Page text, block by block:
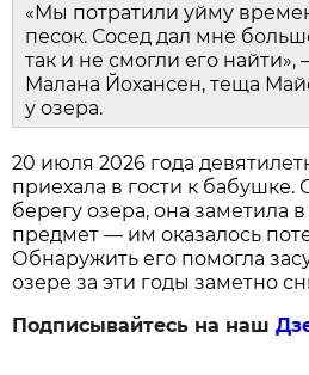
«Мы потратили уйму
песок. Сосед дал мне
так и не смогли его найти»,
Малана Йохансен, теща
у озера.
20 июля 2026 года
приехала в гости к бабушке.
берегу озера, она заметила
предмет — им оказалось
Обнаружить его помогла
озере за эти годы заметно
Подписывайтесь на наш